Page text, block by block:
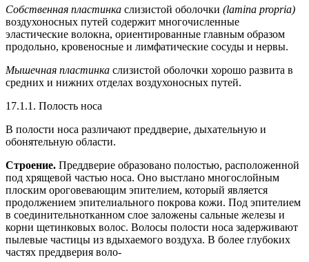
Собственная пластинка слизистой оболочки (lamina propria)
воздухоносных путей содержит многочисленные
эластические волокна, ориентированные главным образом
продольно, кровеносные и лимфатические сосуды и нервы.
Мышечная пластинка слизистой оболочки хорошо развита в
средних и нижних отделах воздухоносных путей.
17.1.1. Полость носа
В полости носа различают преддверие, дыхательную и
обонятельную области.
Строение. Преддверие образовано полостью, расположенной
под хрящевой частью носа. Оно выстлано многослойным
плоским ороговевающим эпителием, который является
продолжением эпителиального покрова кожи. Под эпителием
в соединительнотканном слое заложены сальные железы и
корни щетинковых волос. Волосы полости носа задерживают
пылевые частицы из вдыхаемого воздуха. В более глубоких
частях преддверия воло-